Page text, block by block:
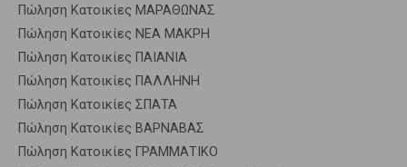
Πώληση Κατοικίες ΜΑΡΑΘΩΝΑΣ
Πώληση Κατοικίες ΝΕΑ ΜΑΚΡΗ
Πώληση Κατοικίες ΠΑΙΑΝΙΑ
Πώληση Κατοικίες ΠΑΛΛΗΝΗ
Πώληση Κατοικίες ΣΠΑΤΑ
Πώληση Κατοικίες ΒΑΡΝΑΒΑΣ
Πώληση Κατοικίες ΓΡΑΜΜΑΤΙΚΟ